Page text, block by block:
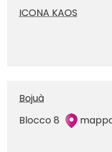
ICONA KAOS
Bojuà
Blocco 8